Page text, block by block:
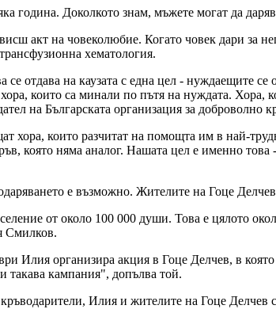
година. Доколкото знам, мъжете могат да
акт на човеколюбие. Когато човек дари за
хематология.
се отдава на каузата с една цел - нуждаещите
които са минали по пътя на нуждата. Хора,
на Българската организация за доброволно
хора, които разчитат на помощта им в най-
която няма аналог. Нашата цел е именно
е възможно. Жителите на Гоце
от около 100 000 души. Това е цялото
Смилков.
Илия организира акция в Гоце Делчев, в
такава кампания", допълва той.
Илия и жителите на Гоце Делчев